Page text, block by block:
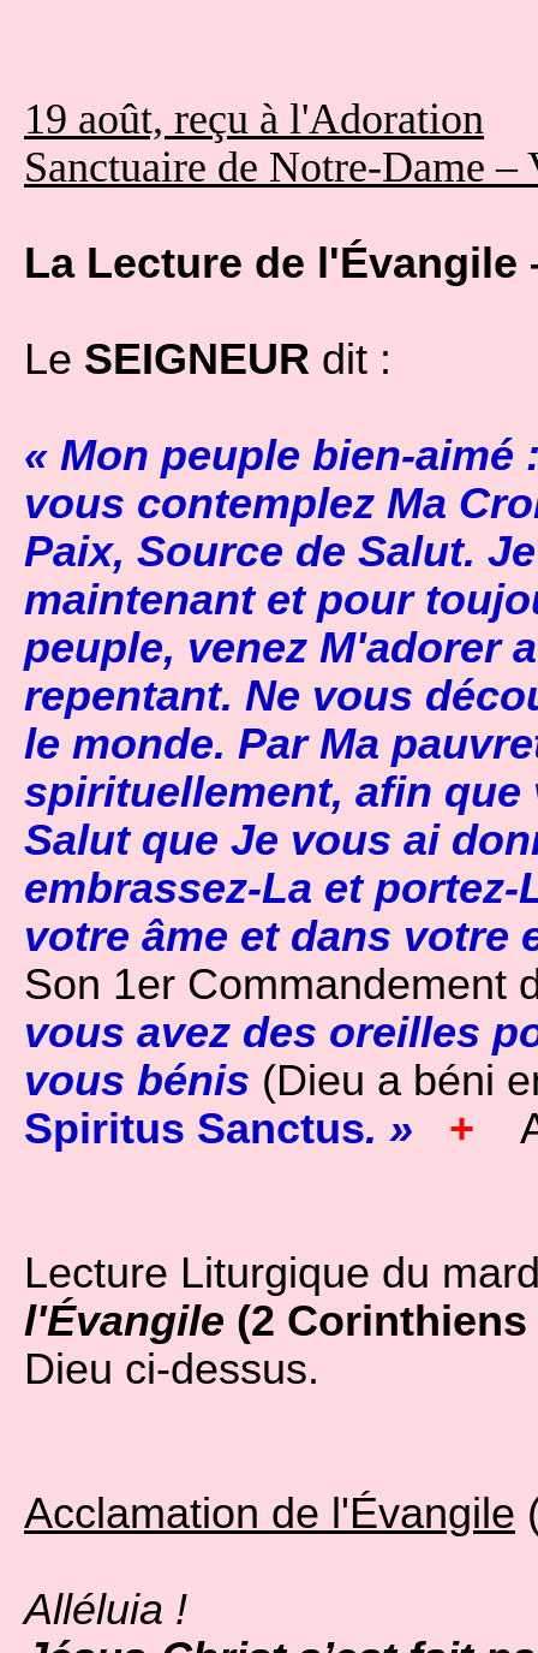
19 août, reçu à l'Adoration
Sanctuaire de Notre-Dame –
La Lecture de l'Évangile
Le SEIGNEUR dit :
« Mon peuple bien-
vous contemplez Ma
Paix, Source de Salut.
maintenant et pour
peuple, venez M'adorer
repentant. Ne vous
le monde. Par Ma
spirituellement, afin
Salut que Je vous ai
embrassez-La et
votre âme et dans votre
Son 1er Commandement
vous avez des oreilles
vous bénis (Dieu a béni
Spiritus Sanctus. » +
Lecture Liturgique du
l'Évangile (2 Corinthiens
Dieu ci-dessus.
Acclamation de l'Évangile
Alléluia !